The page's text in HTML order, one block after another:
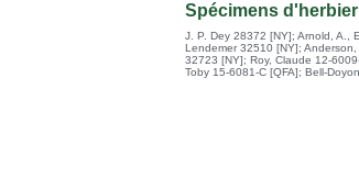
Spécimens
J. P. Dey 28372 [NY];Arnold, A.,
Lendemer 32510 [NY];Anderson,
32723 [NY];Roy, Claude 12-
Toby 15-6081-C [QFA];Bell-